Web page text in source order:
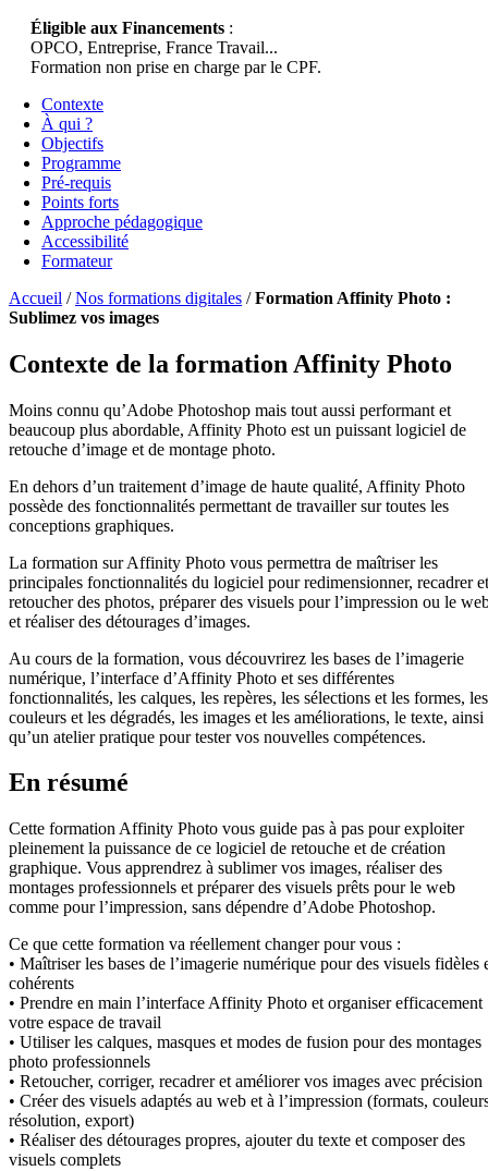
Éligible aux Financements :
OPCO, Entreprise, France Travail...
Formation non prise en charge par le CPF.
Contexte
À qui ?
Objectifs
Programme
Pré-requis
Points forts
Approche pédagogique
Accessibilité
Formateur
Accueil /Nos formations digitales /Formation Affinity Photo :
Sublimez vos images
Contexte de la formation Affinity Photo
Moins connu qu’Adobe Photoshop mais tout aussi performant et
beaucoup plus abordable, Affinity Photo est un puissant logiciel de
retouche d’image et de montage photo.
En dehors d’un traitement d’image de haute qualité, Affinity Photo
possède des fonctionnalités permettant de travailler sur toutes les
conceptions graphiques.
La formation sur Affinity Photo vous permettra de maîtriser les
principales fonctionnalités du logiciel pour redimensionner, recadrer et
retoucher des photos, préparer des visuels pour l’impression ou le
et réaliser des détourages d’images.
Au cours de la formation, vous découvrirez les bases de l’imagerie
numérique, l’interface d’Affinity Photo et ses différentes
fonctionnalités, les calques, les repères, les sélections et les formes, les
couleurs et les dégradés, les images et les améliorations, le texte, ainsi
qu’un atelier pratique pour tester vos nouvelles compétences.
En résumé
Cette formation Affinity Photo vous guide pas à pas pour exploiter
pleinement la puissance de ce logiciel de retouche et de création
graphique. Vous apprendrez à sublimer vos images, réaliser des
montages professionnels et préparer des visuels prêts pour le web
comme pour l’impression, sans dépendre d’Adobe Photoshop.
Ce que cette formation va réellement changer pour vous :
• Maîtriser les bases de l’imagerie numérique pour des visuels fidèles
cohérents
• Prendre en main l’interface Affinity Photo et organiser efficacement
votre espace de travail
• Utiliser les calques, masques et modes de fusion pour des montages
photo professionnels
• Retoucher, corriger, recadrer et améliorer vos images avec précision
• Créer des visuels adaptés au web et à l’impression (formats,
résolution, export)
• Réaliser des détourages propres, ajouter du texte et composer des
visuels complets